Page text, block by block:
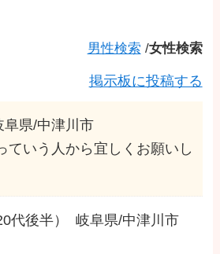
男性検索 /女性検索
掲示板に投稿する
阜県/中津川市
ていう人から宜しくお願いし
代後半）
岐阜県/中津川市